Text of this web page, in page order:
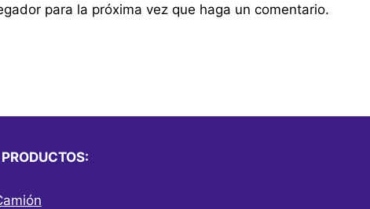
para la próxima vez que haga un comentario.